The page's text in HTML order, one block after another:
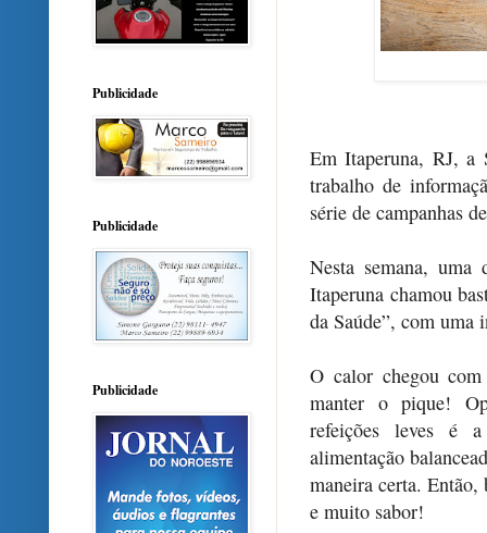
Em Itaperuna, RJ, a
trabalho de
série de campanhas
Nesta semana, uma
Itaperuna chamou
da Saúde”, com
O calor chegou
manter o pique!
refeições leves é
alimentação
maneira certa.
e muito sabor!
Publicidade
Publicidade
Publicidade